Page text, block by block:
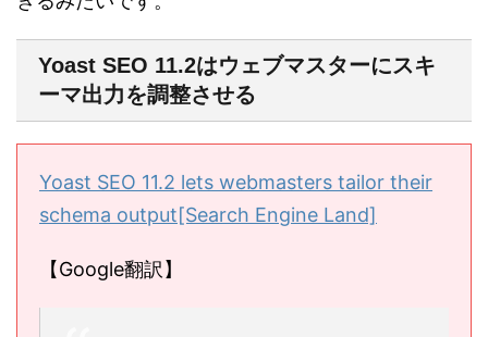
Yoast SEO 11.2はウェブマスターにスキ
ーマ出力を調整させる
Yoast SEO 11.2 lets webmasters tailor their
schema output[Search Engine Land]
【Google翻訳】